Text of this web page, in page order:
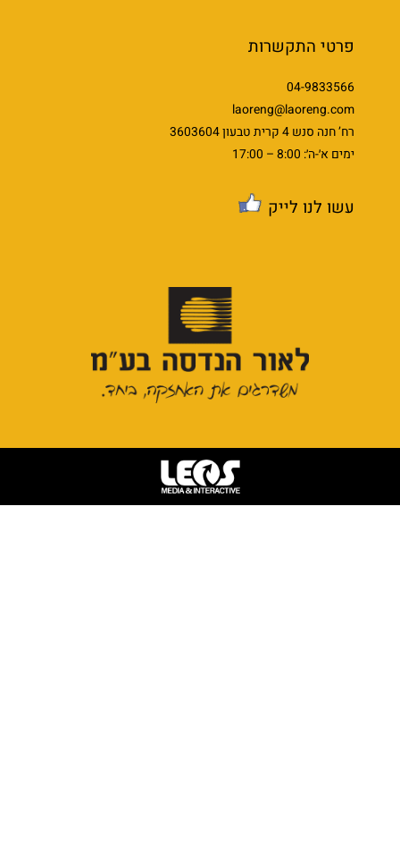
פרטי התקשרות
04-9833566
laoreng@laoreng.com
רח’ חנה סנש 4 קרית טבעון 3603604
ימים א׳-ה׳: 8:00 – 17:00
עשו לנו לייק